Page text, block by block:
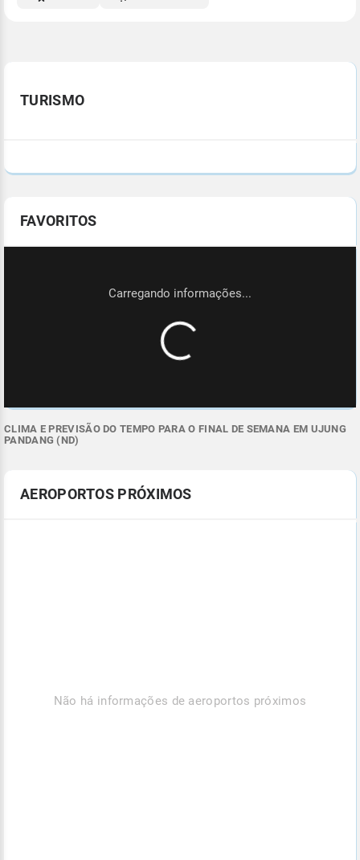
TURISMO
FAVORITOS
CLIMA E PREVISÃO DO TEMPO PARA O FINAL DE SEMANA EM UJUNG
PANDANG (ND)
AEROPORTOS PRÓXIMOS
Não há informações de aeroportos próximos